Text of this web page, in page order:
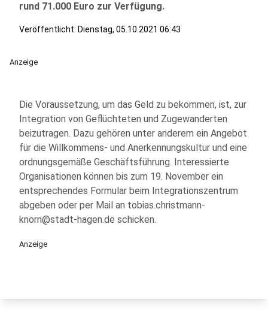
rund 71.000 Euro zur Verfügung.
Veröffentlicht: Dienstag, 05.10.2021 06:43
Anzeige
Die Voraussetzung, um das Geld zu bekommen, ist, zur
Integration von Geflüchteten und Zugewanderten
beizutragen. Dazu gehören unter anderem ein Angebot
für die Willkommens- und Anerkennungskultur und eine
ordnungsgemäße Geschäftsführung. Interessierte
Organisationen können bis zum 19. November ein
entsprechendes Formular beim Integrationszentrum
abgeben oder per Mail an tobias.christmann-
knorn@stadt-hagen.de schicken.
Anzeige